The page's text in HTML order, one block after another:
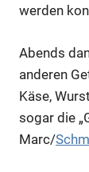
werden
Abends
anderen
Käse,
sogar die
Marc/